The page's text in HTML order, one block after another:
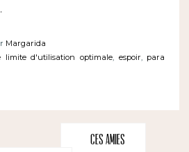
Margarida
limite d'utilisation optimale, espoir, para
Ces amies